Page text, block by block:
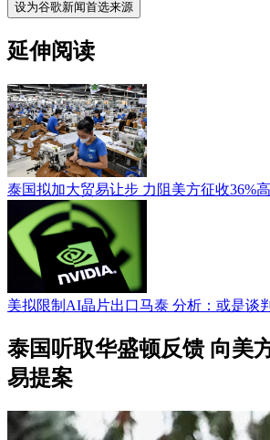
设为谷歌新闻首选来源
延伸阅读
泰国拟加大贸易让步 力阻美方征收36%
美拟限制AI晶片出口马泰 分析：或是谈
泰国听取华盛顿反馈 向美
易提案